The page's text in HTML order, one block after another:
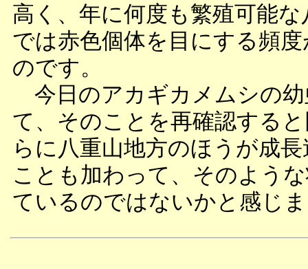
高く、年に何度も繁殖可能な
では赤色個体を目にする頻
のです。
今日のアカギカメムシの幼
て、そのことを再確認する
らに八重山地方のほうが成
ことも加わって、そのよう
ているのではないかと感じ